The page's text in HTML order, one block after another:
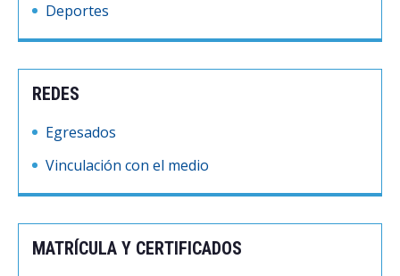
ADMISIÓN
Funcionarios
Egresados
Deportes
REDES
Egresados
Vinculación con el medio
MATRÍCULA Y CERTIFICADOS